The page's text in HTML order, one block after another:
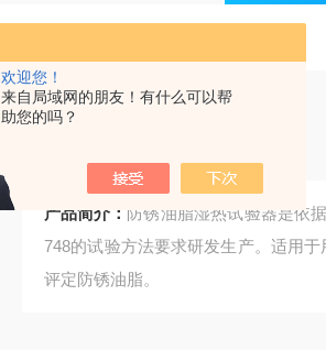
欢迎您！
来自局域网的朋友！有什么可以帮
助您的吗？
产品简介： 防锈油脂湿热试验器是依
748的试验方法要求研发生产。适用
评定防锈油脂。